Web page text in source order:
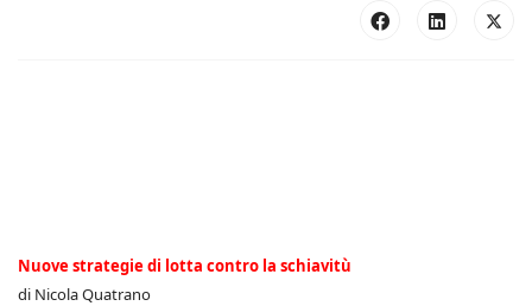
Nuove strategie di lotta contro la schiavitù
di Nicola Quatrano